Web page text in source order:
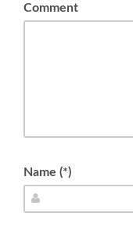
Comment
Name (*)